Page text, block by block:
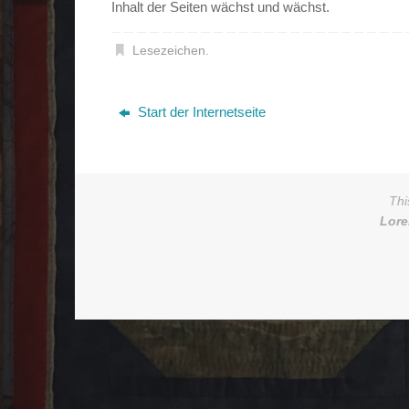
Inhalt der Seiten wächst und wächst.
Lesezeichen
Start der Internetseite